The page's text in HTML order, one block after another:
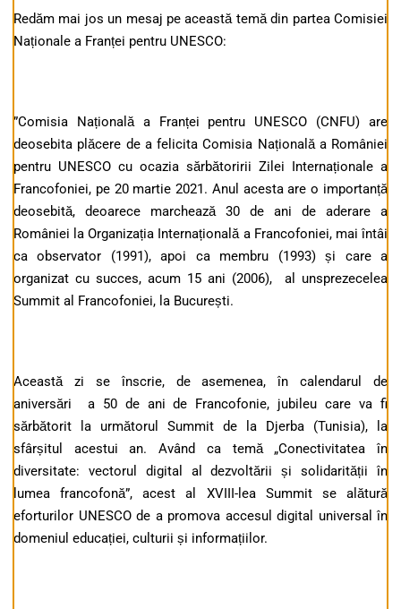
Redăm mai jos un mesaj pe această temă din partea Comisiei
Naționale a Franței pentru UNESCO:
”Comisia Națională a Franței pentru UNESCO (CNFU) are
deosebita plăcere de a felicita Comisia Națională a României
pentru UNESCO cu ocazia sărbătoririi Zilei Internaționale a
Francofoniei, pe 20 martie 2021. Anul acesta are o importanță
deosebită, deoarece marchează 30 de ani de aderare a
României la Organizația Internațională a Francofoniei, mai întâi
ca observator (1991), apoi ca membru (1993) și care a
organizat cu succes, acum 15 ani (2006), al unsprezecelea
Summit al Francofoniei, la București.
Această zi se înscrie, de asemenea, în calendarul de
aniversări a 50 de ani de Francofonie, jubileu care va fi
sărbătorit la următorul Summit de la Djerba (Tunisia), la
sfârșitul acestui an. Având ca temă „Conectivitatea în
diversitate: vectorul digital al dezvoltării și solidarității în
lumea francofonă”, acest al XVIII-lea Summit se alătură
eforturilor UNESCO de a promova accesul digital universal în
domeniul educației, culturii și informațiilor.